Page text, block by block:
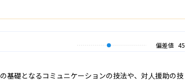
偏差値 45
基礎となるコミュニケーションの技法や、対人援助の技